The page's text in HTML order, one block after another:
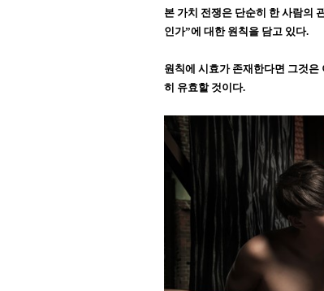
본 가치 전쟁은 단순히 한 사람의
인가”에 대한 원칙을 담고 있다.
원칙에 시효가 존재한다면 그것은
히 유효할 것이다.